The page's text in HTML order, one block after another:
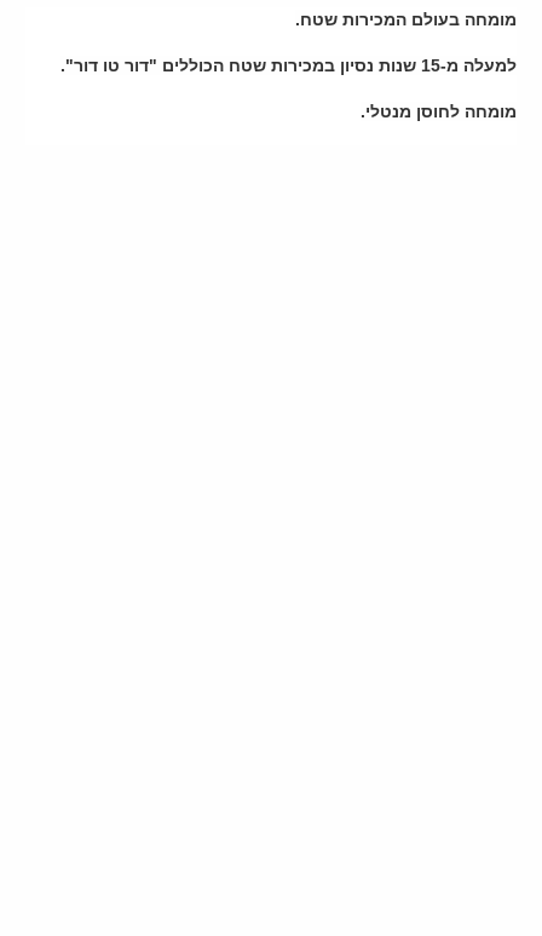
מומחה בעולם המכירות שטח.
למעלה מ-15 שנות נסיון במכירות שטח הכוללים "דור טו דור".
מומחה לחוסן מנטלי.